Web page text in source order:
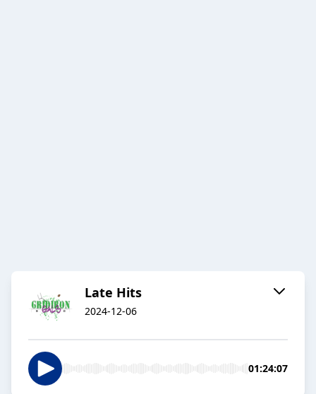
Late Hits
2024-12-06
01:24:07